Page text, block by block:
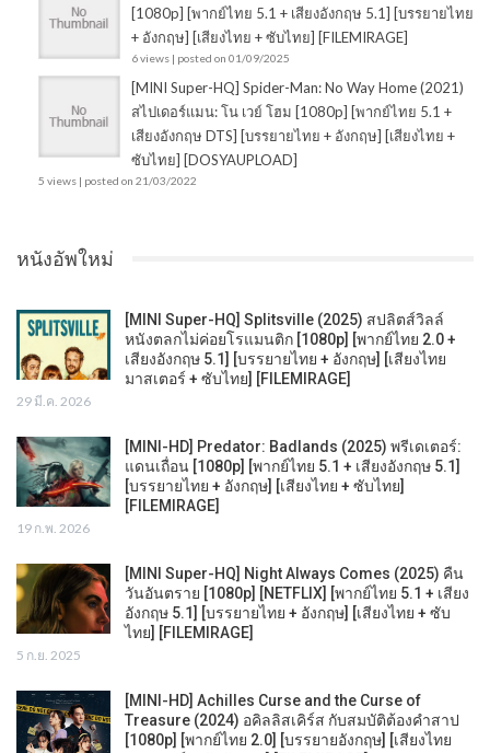
[1080p] [พากย์ไทย 5.1 + เสียงอังกฤษ 5.1] [บรรยายไทย
+ อังกฤษ] [เสียงไทย + ซับไทย] [FILEMIRAGE]
6 views | posted on 01/09/2025
[MINI Super-HQ] Spider-Man: No Way Home (2021)
สไปเดอร์แมน: โน เวย์ โฮม [1080p] [พากย์ไทย 5.1 +
เสียงอังกฤษ DTS] [บรรยายไทย + อังกฤษ] [เสียงไทย +
ซับไทย] [DOSYAUPLOAD]
5 views | posted on 21/03/2022
หนังอัพใหม่
[MINI Super-HQ] Splitsville (2025) สปลิตส์วิลล์
หนังตลกไม่ค่อยโรแมนติก [1080p] [พากย์ไทย 2.0 +
เสียงอังกฤษ 5.1] [บรรยายไทย + อังกฤษ] [เสียงไทย
มาสเตอร์ + ซับไทย] [FILEMIRAGE]
29 มี.ค. 2026
[MINI-HD] Predator: Badlands (2025) พรีเดเตอร์:
แดนเถื่อน [1080p] [พากย์ไทย 5.1 + เสียงอังกฤษ 5.1]
[บรรยายไทย + อังกฤษ] [เสียงไทย + ซับไทย]
[FILEMIRAGE]
19 ก.พ. 2026
[MINI Super-HQ] Night Always Comes (2025) คืน
วันอันตราย [1080p] [NETFLIX] [พากย์ไทย 5.1 + เสียง
อังกฤษ 5.1] [บรรยายไทย + อังกฤษ] [เสียงไทย + ซับ
ไทย] [FILEMIRAGE]
5 ก.ย. 2025
[MINI-HD] Achilles Curse and the Curse of
Treasure (2024) อคิลลิสเคิร์ส กับสมบัติต้องคำสาป
[1080p] [พากย์ไทย 2.0] [บรรยายอังกฤษ] [เสียงไทย